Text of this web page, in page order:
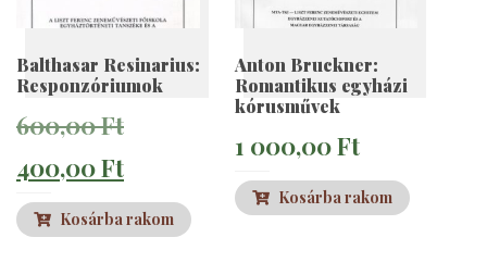
Balthasar Resinarius:
Responzóriumok
600,00FtOriginal
price
was:
400,00FtCurrent
price
Kosárba rakom
Anton Bruckner:
Romantikus egyházi
kórusművek
1 000,00Ft
Kosárba rakom